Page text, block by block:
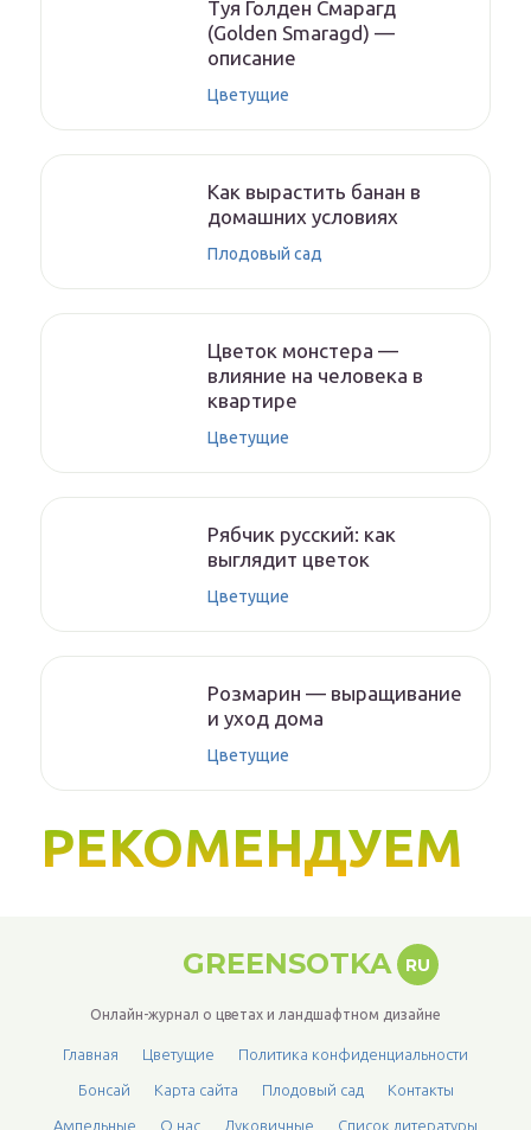
Туя Голден Смарагд
(Golden Smaragd) —
описание
Цветущие
Как вырастить банан в
домашних условиях
Плодовый сад
Цветок монстера —
влияние на человека в
квартире
Цветущие
Рябчик русский: как
выглядит цветок
Цветущие
Розмарин — выращивание
и уход дома
Цветущие
РЕКОМЕНДУЕМ
GREENSOTKA RU
Онлайн-журнал о цветах и ландшафтном дизайне
Главная Цветущие Политика конфиденциальности
Бонсай Карта сайта Плодовый сад Контакты
Ампельные О нас Луковичные Список литературы